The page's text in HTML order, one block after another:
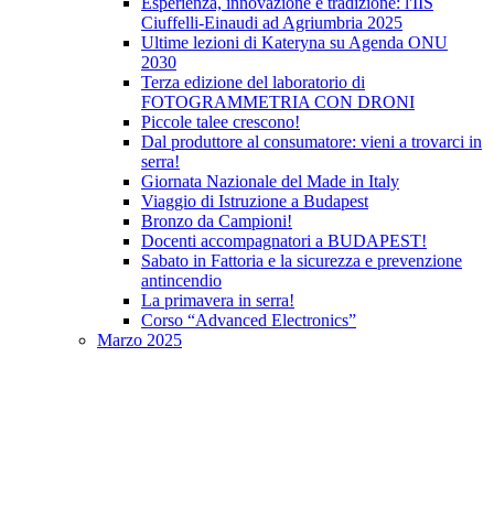
Ciuffelli-Einaudi ad Agriumbria 2025
Ultime lezioni di Kateryna su Agenda ONU
2030
Terza edizione del laboratorio di
FOTOGRAMMETRIA CON DRONI
Piccole talee crescono!
Dal produttore al consumatore: vieni a trovarci in
serra!
Giornata Nazionale del Made in Italy
Viaggio di Istruzione a Budapest
Bronzo da Campioni!
Docenti accompagnatori a BUDAPEST!
Sabato in Fattoria e la sicurezza e prevenzione
antincendio
La primavera in serra!
Corso “Advanced Electronics”
Marzo 2025